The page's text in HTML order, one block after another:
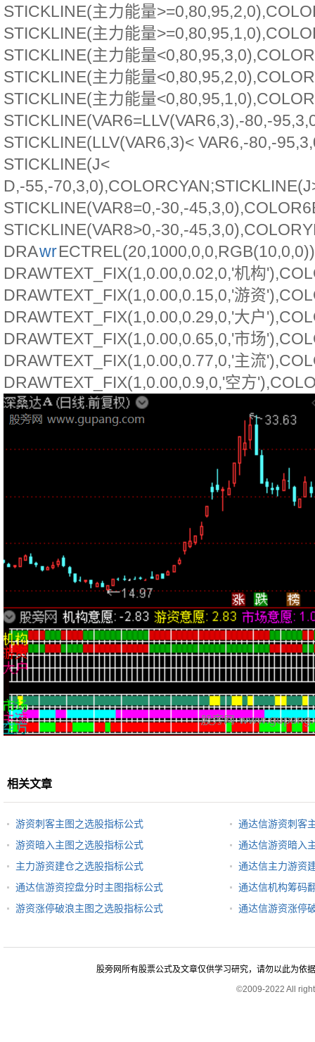
STICKLINE(主力能量
STICKLINE(主力能量
STICKLINE(主力能量
STICKLINE(主力能量
STICKLINE(主力能量
STICKLINE(VAR6=LLV(VAR6,3),-80,-
STICKLINE(LLV(VAR6,3)< VAR6,-80,-
STICKLINE(J<
D,-55,-
STICKLINE(VAR8=0,-30,-
STICKLINE(VAR8>0,-30,-
DRAwr
DRAWTEXT_FIX(1,0.00,0.02,0,'机构
DRAWTEXT_FIX(1,0.00,0.15,0,'游资
DRAWTEXT_FIX(1,0.00,0.29,0,'大户
DRAWTEXT_FIX(1,0.00,0.65,0,'市场
DRAWTEXT_FIX(1,0.00,0.77,0,'主流
DRAWTEXT_FIX(1,0.00,0.9,0,'空方
相关文章
游资刺客主图之选股指标公式
通达信游资刺客
游资暗入主图之选股指标公式
通达信游资暗入
主力游资建仓之选股指标公式
通达信主力游资
通达信游资控盘分时主图指标公式
通达信机构筹码
游资涨停破浪主图之选股指标公式
通达信游资涨停
股旁网所有股票公式及文章仅供学习研究，请勿以此为依
©2009-2022 All